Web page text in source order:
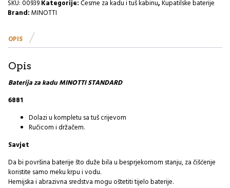
I
SKU:00939Kategorije:Česme za kadu i tuš kabinu,Kupatilske baterije
Brand:MINOTTI
OPIS
Opis
Baterija za kadu MINOTTI STANDARD
6881
Dolazi u kompletu sa tuš crijevom
Ručicom i držačem.
Savjet
Da bi površina baterije što duže bila u besprjekornom stanju, za čišćenje
koristite samo meku krpu i vodu.
Hemijska i abrazivna sredstva mogu oštetiti tijelo baterije.